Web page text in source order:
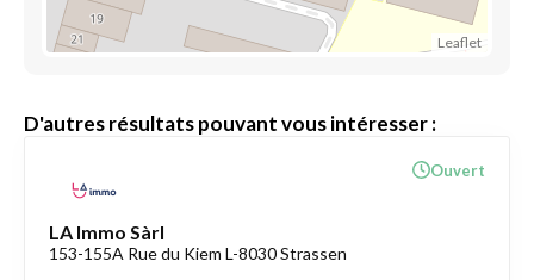
Leaflet
D'autres résultats pouvant vous intéresser :
LA Immo Sàrl
153-155A Rue du Kiem L-8030 Strassen
Ouvert